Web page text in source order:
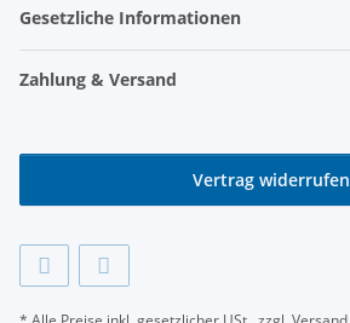
Gesetzliche Informationen
Zahlung & Versand
Vertrag widerrufen